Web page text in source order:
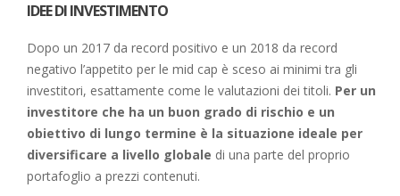
IDEE DI INVESTIMENTO
Dopo un 2017 da record positivo e un 2018 da record
negativo l’appetito per le mid cap è sceso ai minimi tra gli
investitori, esattamente come le valutazioni dei titoli. Per un
investitore che ha un buon grado di rischio e un
obiettivo di lungo termine è la situazione ideale per
diversificare a livello globale di una parte del proprio
portafoglio a prezzi contenuti.